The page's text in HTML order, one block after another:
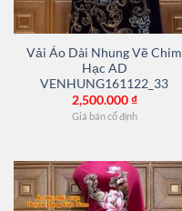
Vải Áo Dài Nhung Vẽ Chim
Hạc AD
VENHUNG161122_33
2,500.000₫
Giá bán cố định